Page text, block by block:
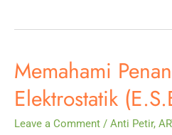
Memahami
Elektrostatik
Leave a Comment / Anti Petir,